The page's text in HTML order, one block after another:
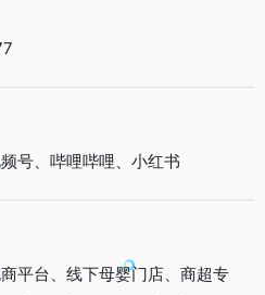
号、哔哩哔哩、小红书
平台、线下母婴门店、商超专